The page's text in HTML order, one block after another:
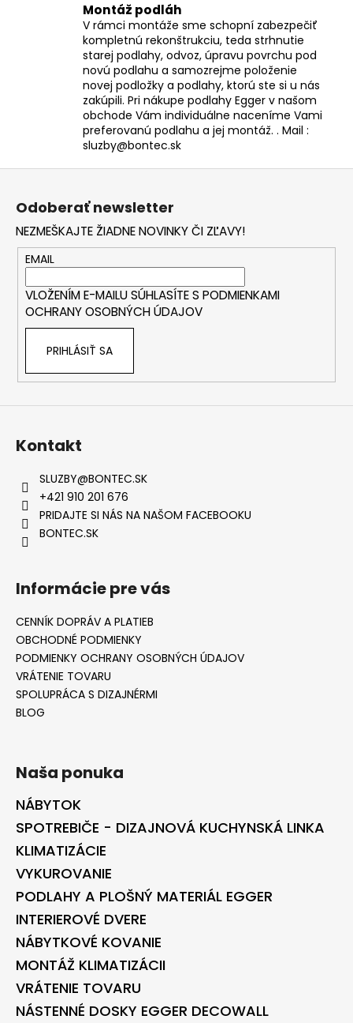
Montáž podláh
V rámci montáže sme schopní zabezpečiť
kompletnú rekonštrukciu, teda strhnutie
starej podlahy, odvoz, úpravu povrchu pod
novú podlahu a samozrejme položenie
novej podložky a podlahy, ktorú ste si u nás
zakúpili. Pri nákupe podlahy Egger v našom
obchode Vám individuálne naceníme Vami
preferovanú podlahu a jej montáž. . Mail :
sluzby@bontec.sk
Z
Odoberať newsletter
NEZMEŠKAJTE ŽIADNE NOVINKY ČI ZĽAVY!
EMAIL
VLOŽENÍM E-MAILU SÚHLASÍTE S PODMIENKAMI
OCHRANY OSOBNÝCH ÚDAJOV
PRIHLÁSIŤ SA
Kontakt
SLUZBY@BONTEC.SK
+421 910 201 676
PRIDAJTE SI NÁS NA NAŠOM FACEBOOKU
BONTEC.SK
Informácie pre vás
CENNÍK DOPRÁV A PLATIEB
OBCHODNÉ PODMIENKY
PODMIENKY OCHRANY OSOBNÝCH ÚDAJOV
VRÁTENIE TOVARU
SPOLUPRÁCA S DIZAJNÉRMI
BLOG
Naša ponuka
NÁBYTOK
SPOTREBIČE - DIZAJNOVÁ KUCHYNSKÁ LINKA
KLIMATIZÁCIE
VYKUROVANIE
PODLAHY A PLOŠNÝ MATERIÁL EGGER
INTERIEROVÉ DVERE
NÁBYTKOVÉ KOVANIE
MONTÁŽ KLIMATIZÁCII
VRÁTENIE TOVARU
NÁSTENNÉ DOSKY EGGER DECOWALL